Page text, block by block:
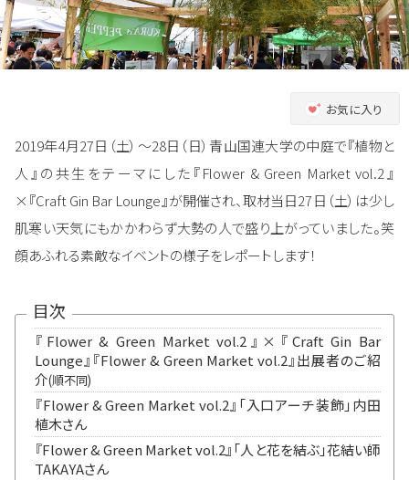
お気に入り
2019年4月27日（土）～28日（日）青山国連大学の中庭で『植物と
人』の共生をテーマにした『Flower & Green Market vol.2』
×『Craft Gin Bar Lounge』が開催され、取材当日27日（土）は少し
肌寒い天気にもかかわらず大勢の人で盛り上がっていました。笑
顔あふれる素敵なイベントの様子をレポートします！
目次
『Flower & Green Market vol.2』×『Craft Gin Bar
Lounge』 『Flower & Green Market vol.2』出展者のご紹
介(順不同)
『Flower & Green Market vol.2』「入口アーチ装飾」内田
植木さん
『Flower & Green Market vol.2』「人と花を結ぶ」花結い師
TAKAYAさん